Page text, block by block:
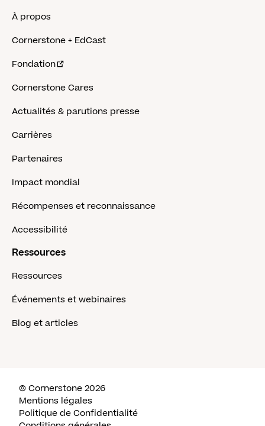
À propos
Cornerstone + EdCast
Fondation
Cornerstone Cares
Actualités & parutions presse
Carrières
Partenaires
Impact mondial
Récompenses et reconnaissance
Accessibilité
Ressources
Ressources
Événements et webinaires
Blog et articles
© Cornerstone 2026
Mentions légales
Politique de Confidentialité